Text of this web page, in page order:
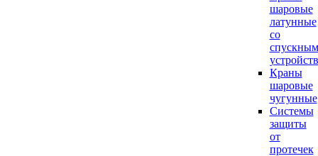
шаровые
латунные
со
спускным
Краны
шаровые
чугунные
Системы
защиты
от
протечек